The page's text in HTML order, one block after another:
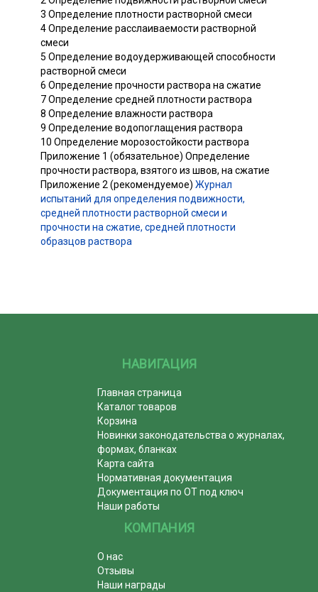
3 Определение плотности растворной смеси
4 Определение расслаиваемости растворной
смеси
5 Определение водоудерживающей способности
растворной смеси
6 Определение прочности раствора на сжатие
7 Определение средней плотности раствора
8 Определение влажности раствора
9 Определение водопоглащения раствора
10 Определение морозостойкости раствора
Приложение 1 (обязательное) Определение
прочности раствора, взятого из швов, на сжатие
Приложение 2 (рекомендуемое) Журнал
испытаний для определения подвижности,
средней плотности растворной смеси и
прочности на сжатие, средней плотности
образцов раствора
НАВИГАЦИЯ
Главная страница
Каталог товаров
Корзина
Новинки законодательства о журналах,
формах, бланках
Карта сайта
Нормативная документация
Документация по ОТ под ключ
Наши работы
КОМПАНИЯ
О нас
Отзывы
Наши награды